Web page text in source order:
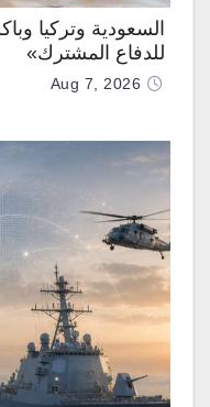
السعودية وتركيا
للدفاع المشترك»
Aug 7, 2026